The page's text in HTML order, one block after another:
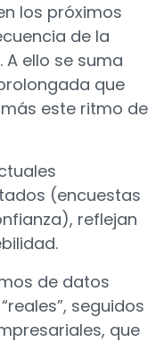
los próximos
de la
ello se suma
que
este ritmo de
(encuestas
reflejan
de datos
seguidos
que